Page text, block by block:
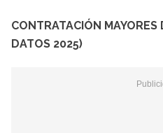
CONTRATACIÓN MAYORES
DATOS 2025)